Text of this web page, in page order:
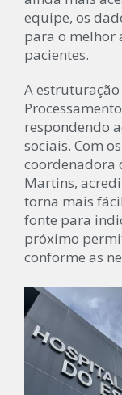
equipe, os
para o melhor
pacientes.
A
respondendo
sociais. Com
coordenadora
Martins,
torna mais
fonte para
próximo
conforme as